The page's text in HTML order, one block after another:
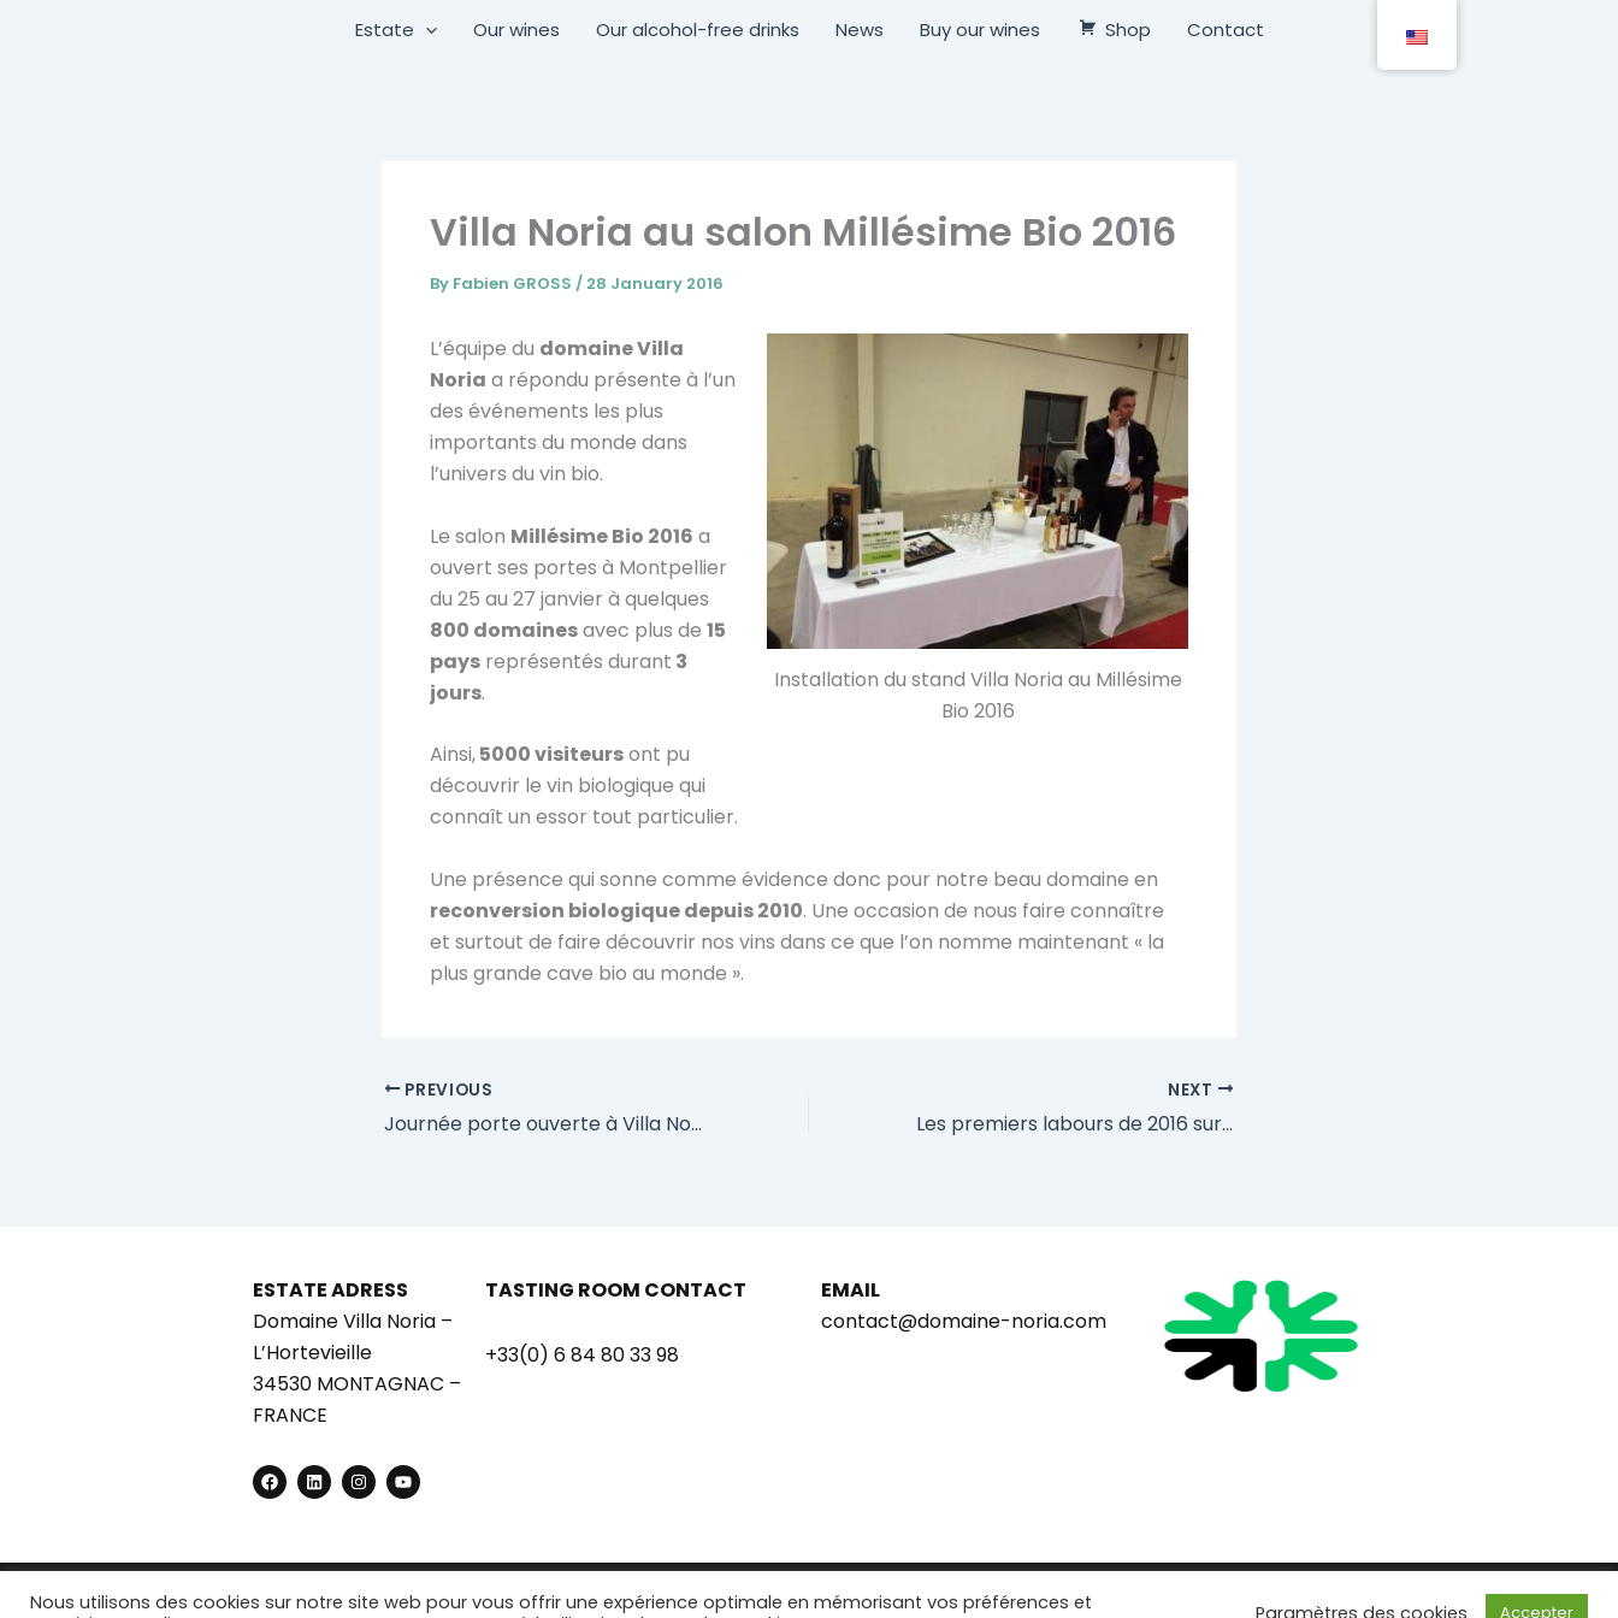
Estate Our wines Our alcohol-free drinks News Buy our wines Shop Contact
Villa Noria au salon Millésime Bio 2016
By Fabien GROSS / 28 January 2016
Installation du stand Villa Noria au Millésime
Bio 2016
L’équipe du domaine Villa
Noria a répondu présente à l’un
des événements les plus
importants du monde dans
l’univers du vin bio.
Le salon Millésime Bio 2016 a
ouvert ses portes à Montpellier
du 25 au 27 janvier à quelques
800 domainesavec plus de 15
pays représentés durant 3
jours.
Ainsi,5000 visiteursont pu
découvrir le vin biologique qui
connaît un essor tout particulier.
Une présence qui sonne comme évidence donc pour notre beau domaine en
reconversion biologique depuis 2010. Une occasion de nous faire connaître
et surtout de faire découvrir nos vins dans ce que l’on nomme maintenant « la
plus grande cave bio au monde ».
PREVIOUS
Journée porte ouverte à Villa Noria le 3 octobre 2015
NEXT
Les premiers labours de 2016 sur Villa Noria !
ESTATE ADRESS
Domaine Villa Noria –
L’Hortevieille
34530 MONTAGNAC –
FRANCE
F
a
c
o
o
L
i
n
d
i
n
I
n
s
g
r
a
m
Y
o
u
b
e
TASTING ROOM CONTACT
+33(0) 6 84 80 33 98
EMAIL
contact@domaine-noria.com
© 2025 – Villa Noria |Legal notice
Nous utilisons des cookies sur notre site web pour vous offrir une expérience optimale en mémorisant vos préférences et
Paramètres des cookies Accepter